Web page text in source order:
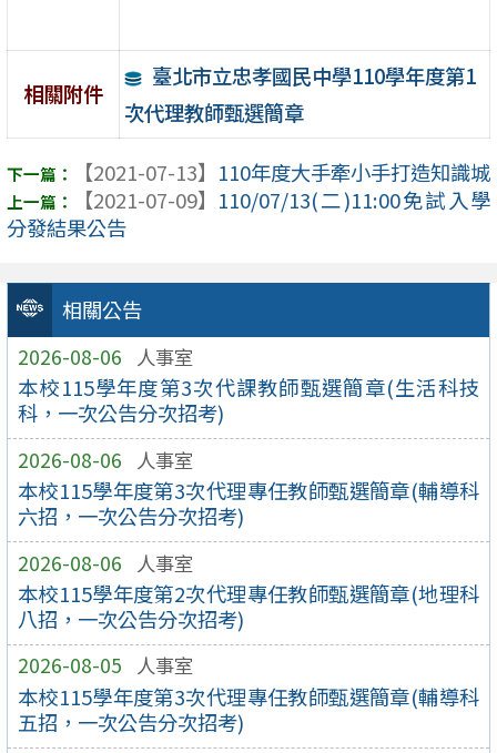
相關公告
2026-08-06 人事室
本校115學年度第3次代課教師甄選簡章(生活科技
科，一次公告分次招考)
2026-08-06 人事室
本校115學年度第3次代理專任教師甄選簡章(輔導科
六招，一次公告分次招考)
2026-08-06 人事室
本校115學年度第2次代理專任教師甄選簡章(地理科
八招，一次公告分次招考)
2026-08-05 人事室
本校115學年度第3次代理專任教師甄選簡章(輔導科
五招，一次公告分次招考)
相關附件
臺北市立忠孝國民中學110學年度第1
次代理教師甄選簡章
【2021-07-13】 110年度大手牽小手打造知識城
【2021-07-09】 110/07/13(二)11:00免試入學
分發結果公告